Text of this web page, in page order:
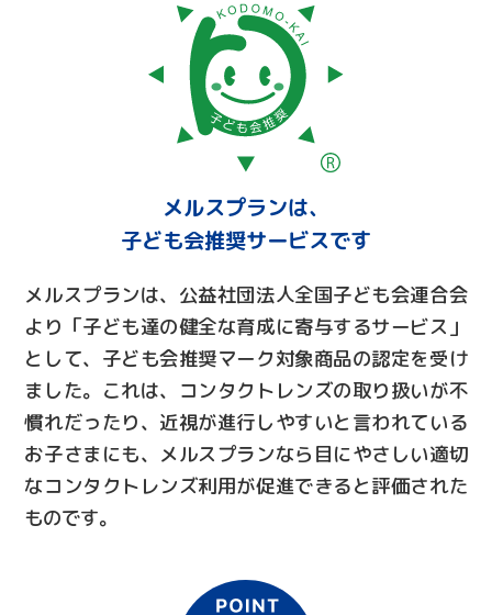
メルスプランは、
子ども会推奨サービスです
メルスプランは、公益社団法人全国子ども会連合会
より「子ども達の健全な育成に寄与するサービス」
として、子ども会推奨マーク対象商品の認定を受け
ました。これは、コンタクトレンズの取り扱いが不
慣れだったり、近視が進行しやすいと言われている
お子さまにも、メルスプランなら目にやさしい適切
なコンタクトレンズ利用が促進できると評価された
ものです。